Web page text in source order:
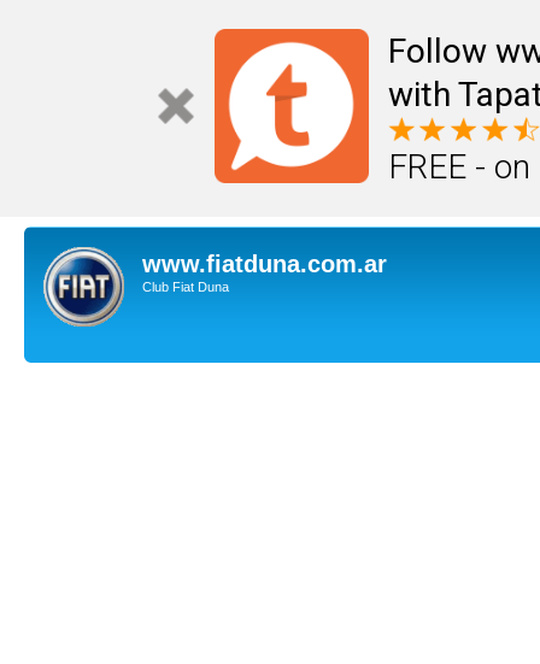
Follow
with
FREE -
www.fiatduna.com.ar
Club Fiat Duna